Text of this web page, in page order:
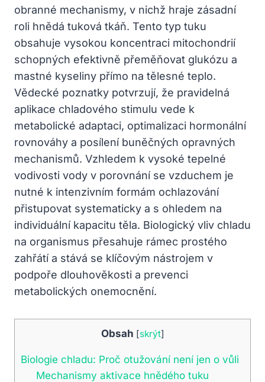
obranné mechanismy, v nichž hraje zásadní
roli hnědá tuková tkáň. Tento typ tuku
obsahuje vysokou koncentraci mitochondrií
schopných efektivně přeměňovat glukózu a
mastné kyseliny přímo na tělesné teplo.
Vědecké poznatky potvrzují, že pravidelná
aplikace chladového stimulu vede k
metabolické adaptaci, optimalizaci hormonální
rovnováhy a posílení buněčných opravných
mechanismů. Vzhledem k vysoké tepelné
vodivosti vody v porovnání se vzduchem je
nutné k intenzivním formám ochlazování
přistupovat systematicky a s ohledem na
individuální kapacitu těla. Biologický vliv chladu
na organismus přesahuje rámec prostého
zahřátí a stává se klíčovým nástrojem v
podpoře dlouhověkosti a prevenci
metabolických onemocnění.
Obsah [skrýt]
Biologie chladu: Proč otužování není jen o vůli
Mechanismy aktivace hnědého tuku